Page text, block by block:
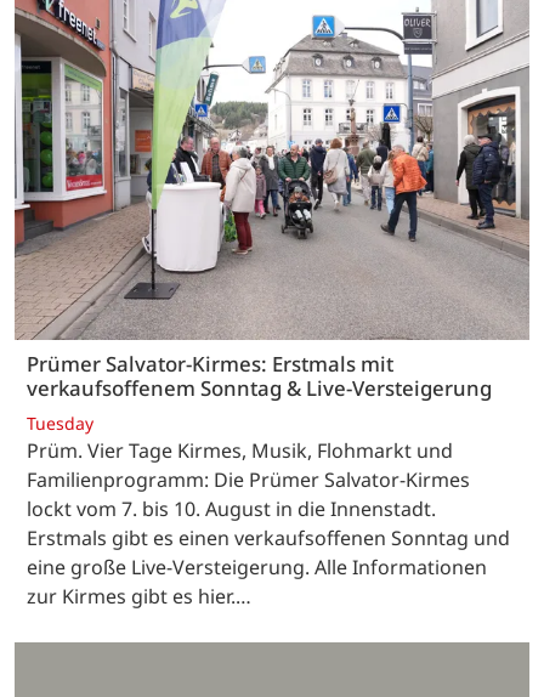
Prümer Salvator-Kirmes: Erstmals mit
verkaufsoffenem Sonntag & Live-Versteigerung
Tuesday
Prüm. Vier Tage Kirmes, Musik, Flohmarkt und
Familienprogramm: Die Prümer Salvator-Kirmes
lockt vom 7. bis 10. August in die Innenstadt.
Erstmals gibt es einen verkaufsoffenen Sonntag und
eine große Live-Versteigerung. Alle Informationen
zur Kirmes gibt es hier.…